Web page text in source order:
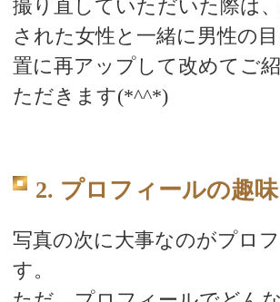
撮り直していただいた際は
された女性と一緒に男性の
置に再アップして改めてご
ただきます(*^^*)
2. プロフィールの趣
写真の次に大事なのがプロ
す。